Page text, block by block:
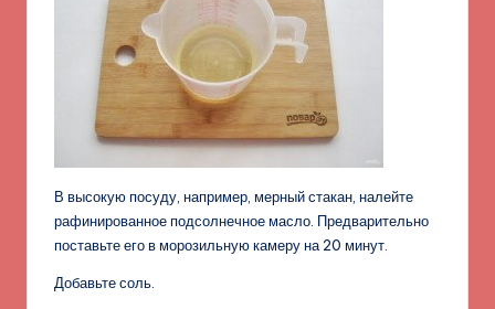
В высокую посуду, например, мерный стакан, налейте
рафинированное подсолнечное масло. Предварительно
поставьте его в морозильную камеру на 20 минут.
Добавьте соль.